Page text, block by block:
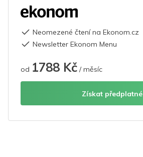
Neomezené čtení na Ekonom.cz
Newsletter Ekonom Menu
od 1788 Kč / měsíc
Získat předplatné